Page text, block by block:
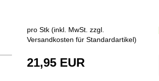
pro Stk (inkl. MwSt. zzgl.
Versandkosten für Standardartikel)
21,95 EUR